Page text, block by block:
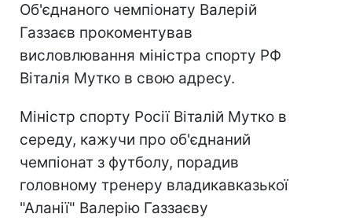
Об'єднаного чемпіонату Валерій
Газзаєв прокоментував
висловлювання міністра спорту РФ
Віталія Мутко в свою адресу.
Міністр спорту Росії Віталій Мутко в
середу, кажучи про об'єднаний
чемпіонат з футболу, порадив
головному тренеру владикавказької
"Аланії" Валерію Газзаєву